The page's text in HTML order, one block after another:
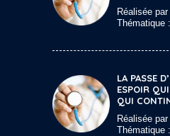
Réalisée par
Thématique :
LA PASSE
ESPOIR
QUI
Réalisée par
Thématique :